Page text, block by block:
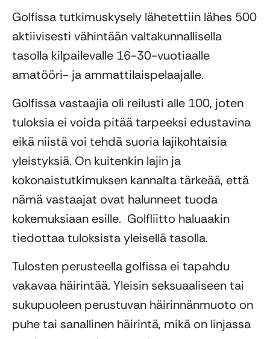
Golfissa tutkimuskysely lähetettiin lähes 500
aktiivisesti vähintään valtakunnallisella
tasolla kilpailevalle 16-30-vuotiaalle
amatööri- ja ammattilaispelaajalle.
Golfissa vastaajia oli reilusti alle 100, joten
tuloksia ei voida pitää tarpeeksi edustavina
eikä niistä voi tehdä suoria lajikohtaisia
yleistyksiä. On kuitenkin lajin ja
kokonaistutkimuksen kannalta tärkeää, että
nämä vastaajat ovat halunneet tuoda
kokemuksiaan esille. Golfliitto haluaakin
tiedottaa tuloksista yleisellä tasolla.
Tulosten perusteella golfissa ei tapahdu
vakavaa häirintää. Yleisin seksuaaliseen tai
sukupuoleen perustuvan häirinnänmuoto on
puhe tai sanallinen häirintä, mikä on linjassa